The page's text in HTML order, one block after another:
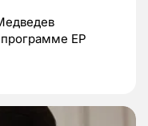
ЕР